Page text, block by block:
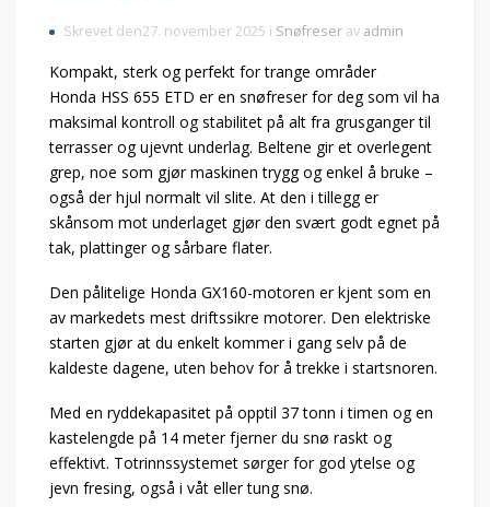
Skrevet den27. november 2025 i Snøfreser av admin
Kompakt, sterk og perfekt for trange områder
Honda HSS 655 ETD er en snøfreser for deg som vil ha
maksimal kontroll og stabilitet på alt fra grusganger til
terrasser og ujevnt underlag. Beltene gir et overlegent
grep, noe som gjør maskinen trygg og enkel å bruke –
også der hjul normalt vil slite. At den i tillegg er
skånsom mot underlaget gjør den svært godt egnet på
tak, plattinger og sårbare flater.
Den pålitelige Honda GX160-motoren er kjent som en
av markedets mest driftssikre motorer. Den elektriske
starten gjør at du enkelt kommer i gang selv på de
kaldeste dagene, uten behov for å trekke i startsnoren.
Med en ryddekapasitet på opptil 37 tonn i timen og en
kastelengde på 14 meter fjerner du snø raskt og
effektivt. Totrinnssystemet sørger for god ytelse og
jevn fresing, også i våt eller tung snø.